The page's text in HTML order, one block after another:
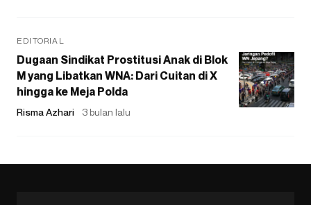
EDITORIAL
Dugaan Sindikat Prostitusi Anak di Blok
M yang Libatkan WNA: Dari Cuitan di X
hingga ke Meja Polda
Risma Azhari 3 bulan lalu